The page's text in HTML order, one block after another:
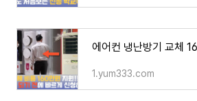
1.yum333.com